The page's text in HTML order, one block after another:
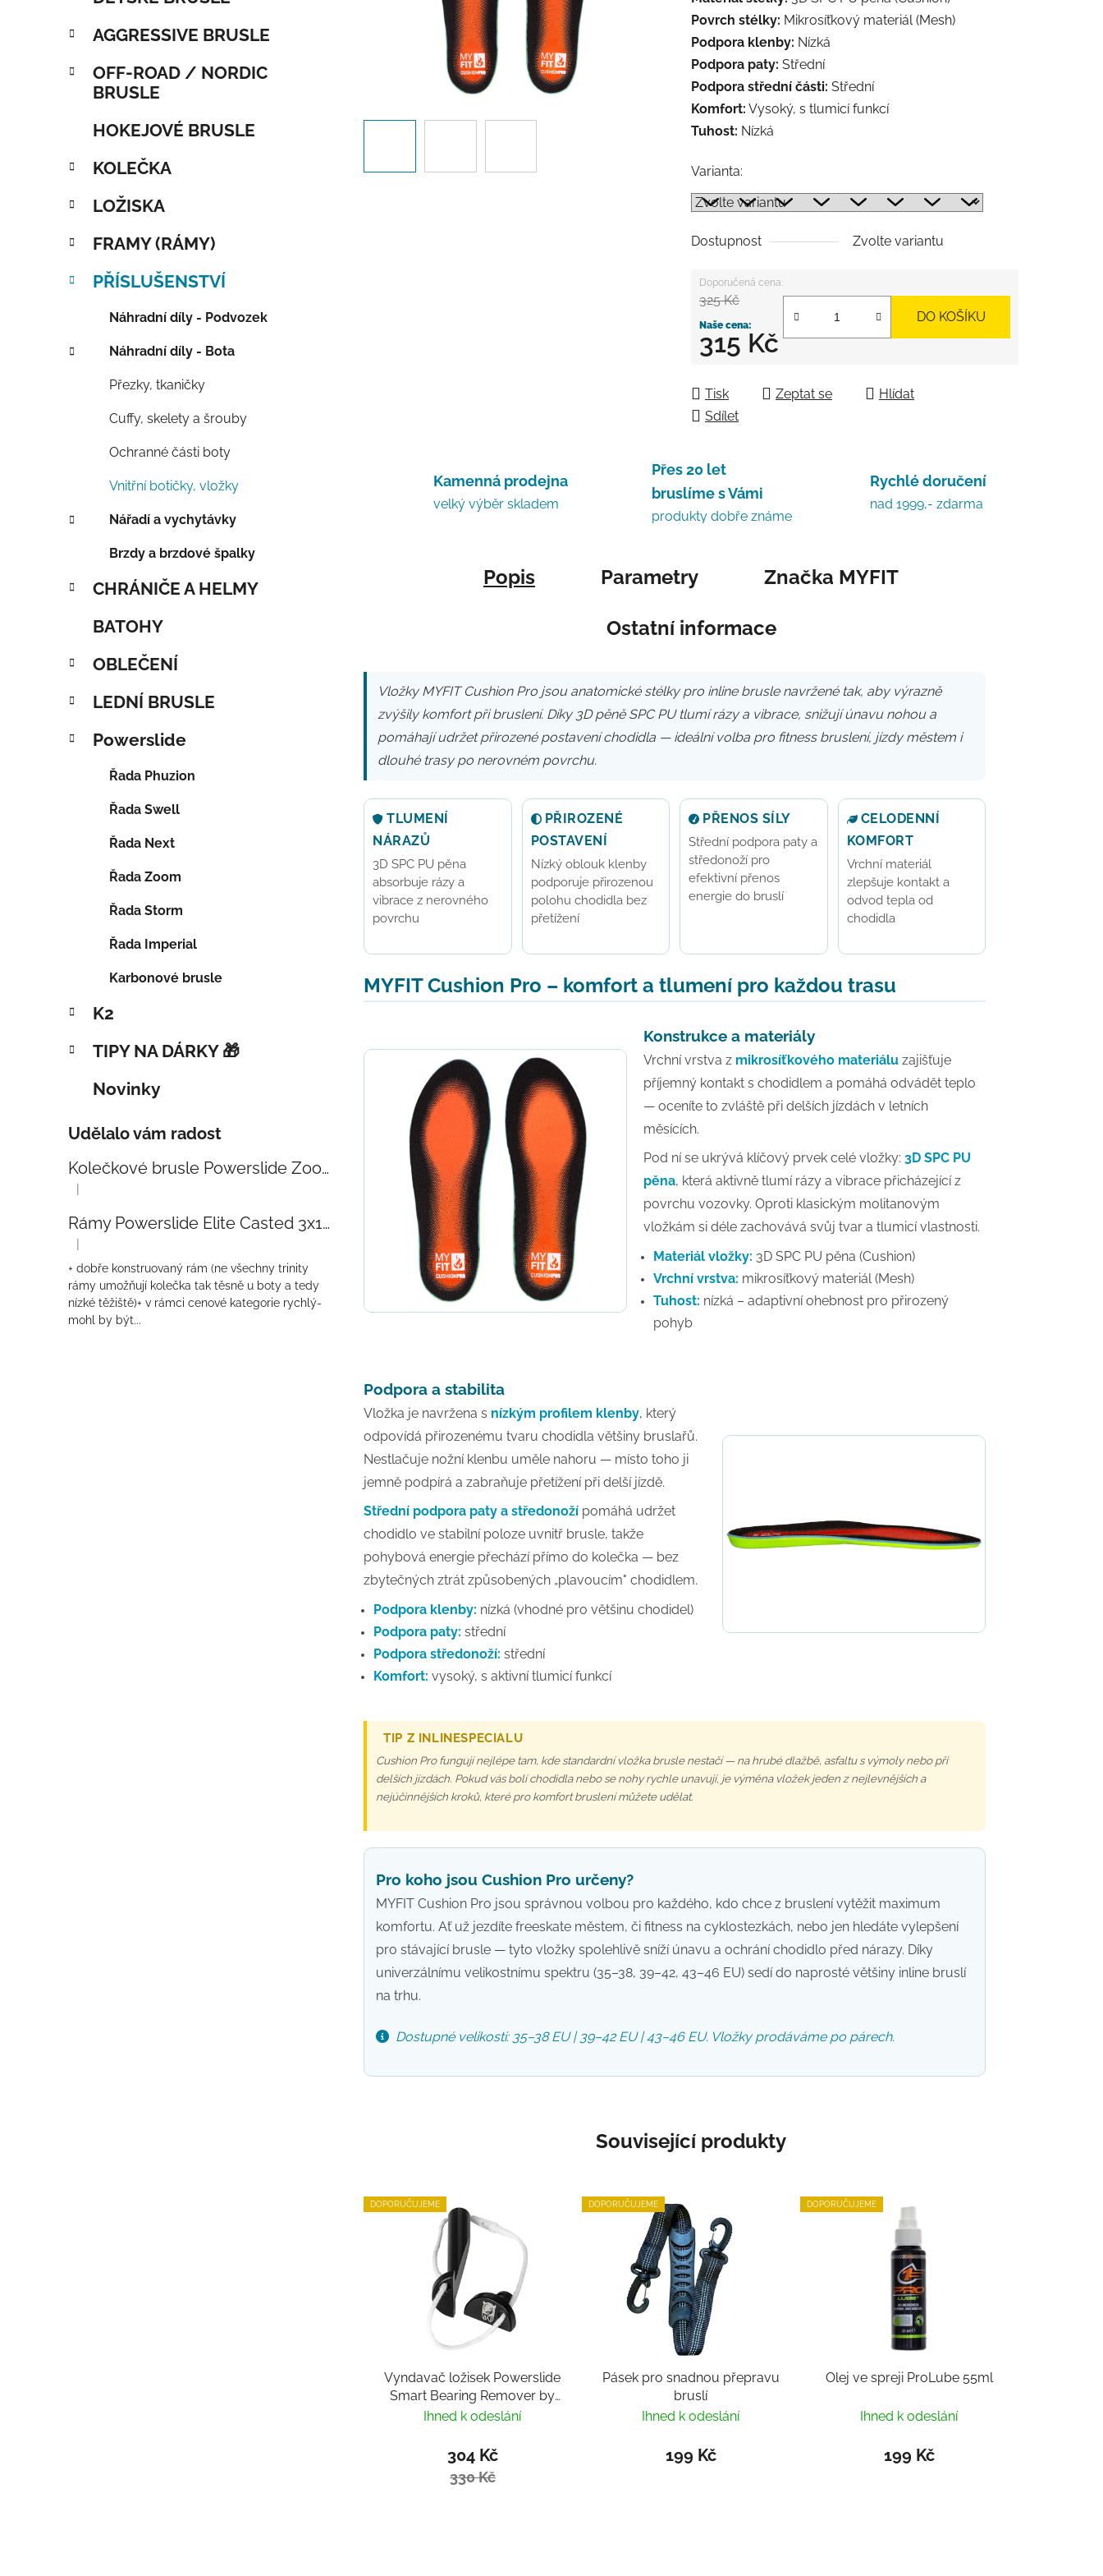
AGGRESSIVE BRUSLE
OFF-ROAD / NORDIC
BRUSLE
HOKEJOVÉ BRUSLE
KOLEČKA
LOŽISKA
FRAMY (RÁMY)
PŘÍSLUŠENSTVÍ
Náhradní díly - Podvozek
Náhradní díly - Bota
Přezky, tkaničky
Cuffy, skelety a šrouby
Ochranné části boty
Vnitřní botičky, vložky
Nářadí a vychytávky
Brzdy a brzdové špalky
CHRÁNIČE A HELMY
BATOHY
OBLEČENÍ
LEDNÍ BRUSLE
Powerslide
Řada Phuzion
Řada Swell
Řada Next
Řada Zoom
Řada Storm
Řada Imperial
Karbonové brusle
K2
TIPY NA DÁRKY 🎁
Novinky
Udělalo vám radost
Kolečkové brusle Powerslide Zoom Baby Blue 80
Hodnocení produktu je 5 z 5 hvězdiček.
|
Rámy Powerslide Elite Casted 3x110 Trinity 270mm
Hodnocení produktu je 4 z 5 hvězdiček.
|
+ dobře konstruovaný rám (ne všechny trinity
rámy umožňují kolečka tak těsně u boty a tedy
nízké těžiště)+ v rámci cenové kategorie rychlý-
mohl by být...
Povrch stélky: Mikrosíťkový materiál (Mesh)
Podpora klenby: Nízká
Podpora paty: Střední
Podpora střední části: Střední
Komfort: Vysoký, s tlumicí funkcí
Tuhost: Nízká
Varianta:
Dostupnost Zvolte variantu
325 Kč
315 Kč
DO KOŠÍKU
Tisk Zeptat se
Hlídat
Sdílet
Kamenná prodejna
velký výběr skladem
Přes 20 let
bruslíme s Vámi
produkty dobře známe
Rychlé doručení
nad 1999,- zdarma
Popis Parametry Značka MYFIT
Ostatní informace
Vložky MYFIT Cushion Pro jsou anatomické stélky pro inline brusle navržené tak, aby výrazně
zvýšily komfort při bruslení. Díky 3D pěně SPC PU tlumí rázy a vibrace, snižují únavu nohou a
pomáhají udržet přirozené postavení chodidla — ideální volba pro fitness bruslení, jízdy městem i
dlouhé trasy po nerovném povrchu.
TLUMENÍ
NÁRAZŮ
3D SPC PU pěna
absorbuje rázy a
vibrace z nerovného
povrchu
PŘIROZENÉ
POSTAVENÍ
Nízký oblouk klenby
podporuje přirozenou
polohu chodidla bez
přetížení
PŘENOS SÍLY
Střední podpora paty a
středonoží pro
efektivní přenos
energie do bruslí
CELODENNÍ
KOMFORT
Vrchní materiál
zlepšuje kontakt a
odvod tepla od
chodidla
MYFIT Cushion Pro – komfort a tlumení pro každou trasu
Konstrukce a materiály
Vrchní vrstva z mikrosíťkového materiáluzajišťuje
příjemný kontakt s chodidlem a pomáhá odvádět teplo
— oceníte to zvláště při delších jízdách v letních
měsících.
Pod ní se ukrývá klíčový prvek celé vložky: 3D SPC PU
pěna, která aktivně tlumí rázy a vibrace přicházející z
povrchu vozovky. Oproti klasickým molitanovým
vložkám si déle zachovává svůj tvar a tlumicí vlastnosti.
Materiál vložky: 3D SPC PU pěna (Cushion)
Vrchní vrstva: mikrosíťkový materiál (Mesh)
Tuhost: nízká – adaptivní ohebnost pro přirozený
pohyb
Podpora a stabilita
Vložka je navržena s nízkým profilem klenby, který
odpovídá přirozenému tvaru chodidla většiny bruslařů.
Nestlačuje nožní klenbu uměle nahoru — místo toho ji
jemně podpírá a zabraňuje přetížení při delší jízdě.
Střední podpora paty a středonoží pomáhá udržet
chodidlo ve stabilní poloze uvnitř brusle, takže
pohybová energie přechází přímo do kolečka — bez
zbytečných ztrát způsobených „plavoucím" chodidlem.
Podpora klenby: nízká (vhodné pro většinu chodidel)
Podpora paty: střední
Podpora středonoží: střední
Komfort: vysoký, s aktivní tlumicí funkcí
TIP Z INLINESPECIALU
Cushion Pro fungují nejlépe tam, kde standardní vložka brusle nestačí — na hrubé dlažbě, asfaltu s výmoly nebo při
delších jízdách. Pokud vás bolí chodidla nebo se nohy rychle unavují, je výměna vložek jeden z nejlevnějších a
nejúčinnějších kroků, které pro komfort bruslení můžete udělat.
Pro koho jsou Cushion Pro určeny?
MYFIT Cushion Pro jsou správnou volbou pro každého, kdo chce z bruslení vytěžit maximum
komfortu. Ať už jezdíte freeskate městem, či fitness na cyklostezkách, nebo jen hledáte vylepšení
pro stávající brusle — tyto vložky spolehlivě sníží únavu a ochrání chodidlo před nárazy. Díky
univerzálnímu velikostnímu spektru (35–38, 39–42, 43–46 EU) sedí do naprosté většiny inline bruslí
na trhu.
Dostupné velikosti: 35–38 EU | 39–42 EU | 43–46 EU. Vložky prodáváme po párech.
Související produkty
DOPORUČUJEME
Vyndavač ložisek Powerslide
Smart Bearing Remover by
Villy
Ihned k odeslání
304 Kč
330 Kč
DOPORUČUJEME
Pásek pro snadnou přepravu
bruslí
Ihned k odeslání
199 Kč
DOPORUČUJEME
Olej ve spreji ProLube 55ml
Ihned k odeslání
199 Kč